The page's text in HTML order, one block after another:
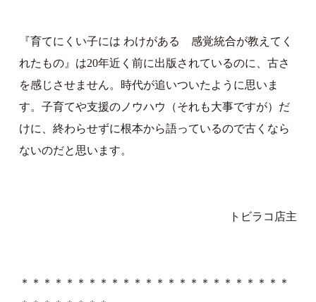
『育てにくい子には わけがある 感覚統合が教えてく
れたもの』は20年近く前に出版されているのに、古さ
を感じさせません。時代が追いついたように思いま
す。子育てや支援のノウハウ（それも大事ですが）だ
けに、終わらせずに根本から語っているので古くなら
ないのだと思います。
トビラコ店主
＊＊＊＊＊＊＊＊＊＊＊＊＊＊＊＊＊＊＊＊＊＊＊＊